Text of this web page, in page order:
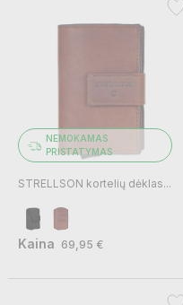
NEMOKAMAS
PRISTATYMAS
STRELLSON kortelių dėklas...
Kaina 69,95 €